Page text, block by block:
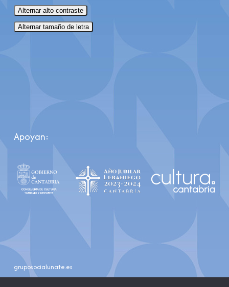
Alternar alto contraste
Alternar tamaño de letra
Apoyan:
gruposocialunate.es